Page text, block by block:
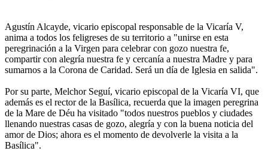
Agustín Alcayde, vicario episcopal responsable de la Vicaría V,
anima a todos los feligreses de su territorio a "unirse en esta
peregrinación a la Virgen para celebrar con gozo nuestra fe,
compartir con alegría nuestra fe y cercanía a nuestra Madre y para
sumarnos a la Corona de Caridad. Será un día de Iglesia en salida".
Por su parte, Melchor Seguí, vicario episcopal de la Vicaría VI, que
además es el rector de la Basílica, recuerda que la imagen peregrina
de la Mare de Déu ha visitado "todos nuestros pueblos y ciudades
llenando nuestras casas de gozo, alegría y con la buena noticia del
amor de Dios; ahora es el momento de devolverle la visita a la
Basílica".